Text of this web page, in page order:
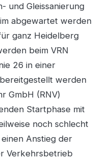
und Gleissanierung
abgewartet werden
ganz Heidelberg
beim VRN
26 in einer
werden
GmbH (RNV)
Startphase mit
noch schlecht
Anstieg der
Verkehrsbetrieb